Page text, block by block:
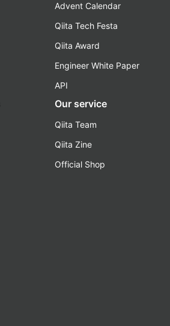
Advent Calendar
Qiita Tech Festa
Qiita Award
Engineer White Paper
API
Our service
Qiita Team
Qiita Zine
Official Shop